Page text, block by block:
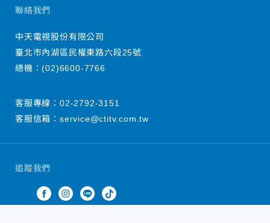
追蹤我們
聯絡我們
中天電視股份有限公司
臺北市內湖區民權東路六段25號
總機：(02)6600-7766
客服專線： 02-2792-3151
客服信箱： service@ctitv.com.tw